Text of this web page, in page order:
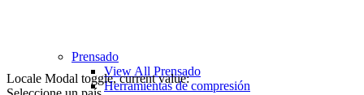
Locale Modal toggle, current value:
Prensado
View All Prensado
Herramientas de compresión